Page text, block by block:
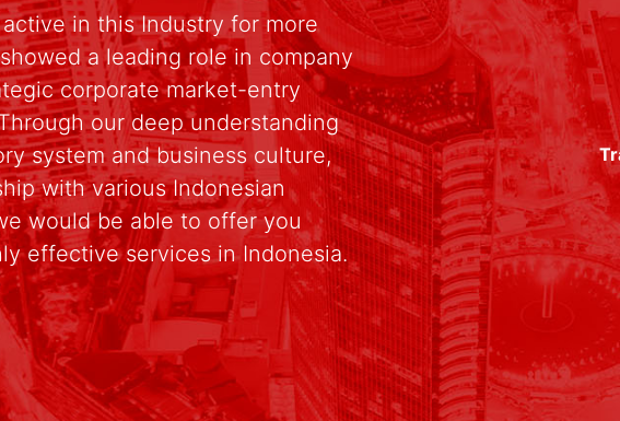
in this Industry for more
a leading role in company
corporate market-entry
our deep understanding
system and business culture,
with various Indonesian
would be able to offer you
effective services in Indonesia.